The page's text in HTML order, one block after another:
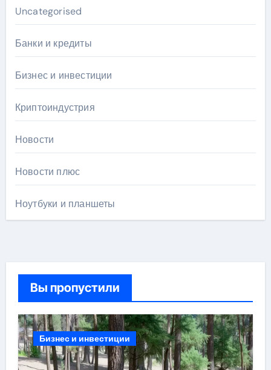
Uncategorised
Банки и кредиты
Бизнес и инвестиции
Криптоиндустрия
Новости
Новости плюс
Ноутбуки и планшеты
Вы пропустили
Бизнес и инвестиции